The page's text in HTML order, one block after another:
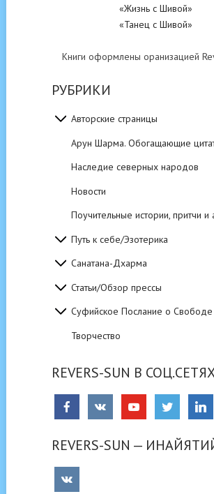
«Жизнь с Шивой»
«Танец с Шивой»
Книги оформлены оранизацией
РУБРИКИ
Авторские страницы
Арун Шарма. Обогащающие
Наследие северных народов
Новости
Поучительные истории, притчи
Путь к себе/Эзотерика
Санатана-Дхарма
Статьи/Обзор прессы
Суфийское Послание о
Творчество
REVERS-SUN В
REVERS-SUN —